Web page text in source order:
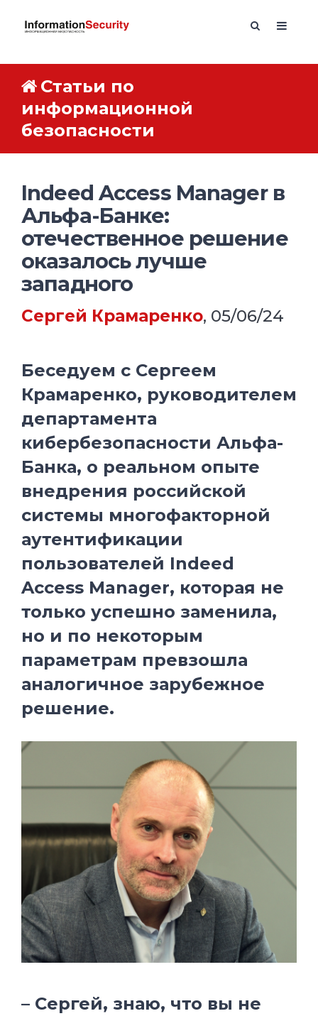
Статьи по
информационной
безопасности
Indeed Access Manager в
Альфа-Банке:
отечественное решение
оказалось лучше
западного
Сергей Крамаренко, 05/06/24
Беседуем с Сергеем
Крамаренко, руководителем
департамента
кибербезопасности Альфа-
Банка, о реальном опыте
внедрения российской
системы многофакторной
аутентификации
пользователей Indeed
Access Manager, которая не
только успешно заменила,
но и по некоторым
параметрам превзошла
аналогичное зарубежное
решение.
– Сергей, знаю, что вы не